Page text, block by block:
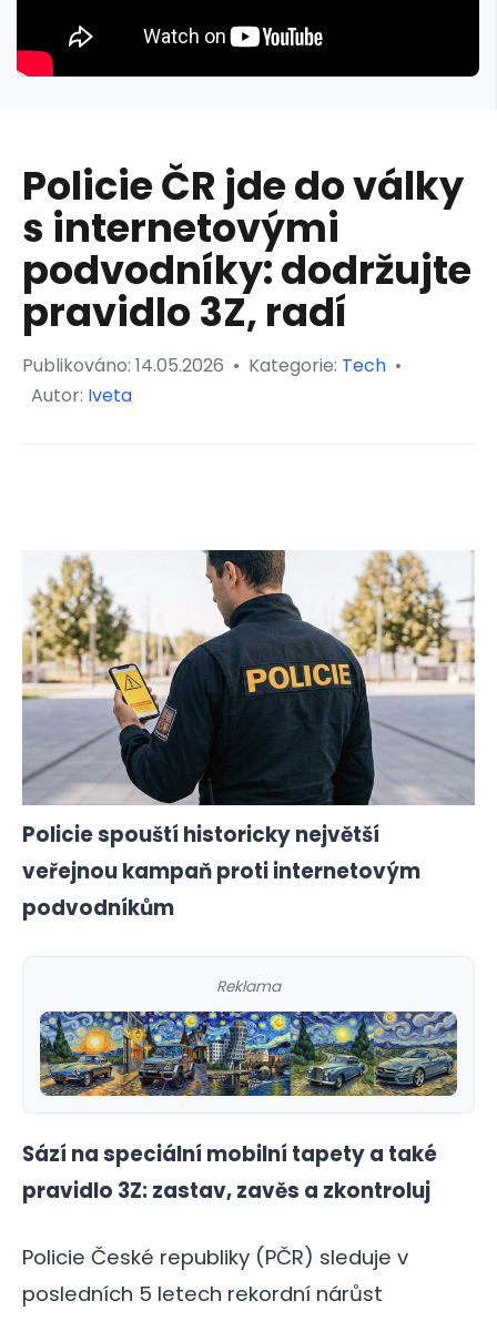
Policie ČR jde do války
s internetovými
podvodníky: dodržujte
pravidlo 3Z, radí
Publikováno: 14.05.2026 • Kategorie: Tech •
Autor: Iveta
Policie spouští historicky největší
veřejnou kampaň proti internetovým
podvodníkům
Reklama
Sází na speciální mobilní tapety a také
pravidlo 3Z: zastav, zavěs a zkontroluj
Policie České republiky (PČR) sleduje v
posledních 5 letech rekordní nárůst